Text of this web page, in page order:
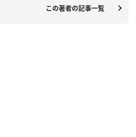
この著者の記事一覧